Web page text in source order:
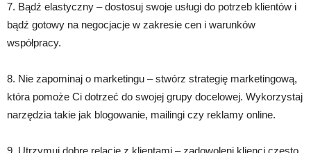
7. Bądź elastyczny – dostosuj swoje usługi do potrzeb klientów i
bądź gotowy na negocjacje w zakresie cen i warunków
współpracy.
8. Nie zapominaj o marketingu – stwórz strategię marketingową,
która pomoże Ci dotrzeć do swojej grupy docelowej. Wykorzystaj
narzędzia takie jak blogowanie, mailingi czy reklamy online.